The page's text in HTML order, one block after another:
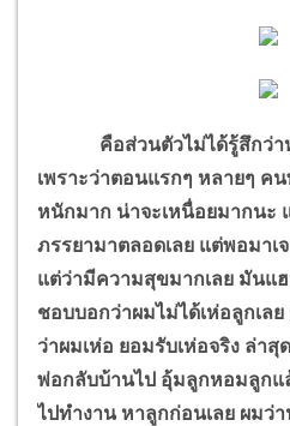
คือส่วนตัวไม่ได้รู้สึกว่าห
เพราะว่าตอนแรกๆ หลายๆ ค
หนักมาก น่าจะเหนื่อยมากนะ
ภรรยามาตลอดเลย แต่พอมาเ
แต่ว่ามีความสุขมากเลย มันแ
ชอบบอกว่าผมไม่ได้เห่อลูกเล
ว่าผมเห่อ ยอมรับเห่อจริง ล่าสุ
พ่อกลับบ้านไป อุ้มลูกหอมลูกแ
ไปทำงาน หาลูกก่อนเลย ผมว่